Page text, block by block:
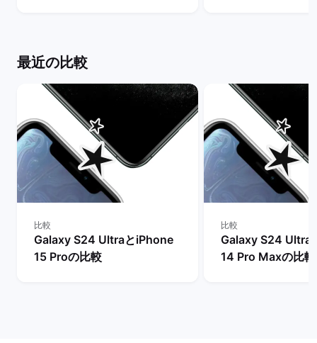
最近の比較
比較
Galaxy S24 UltraとiPhone
15 Proの比較
比較
Galaxy S24 Ultra
14 Pro Maxの比較